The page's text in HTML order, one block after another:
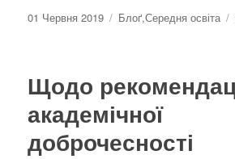
Оприлюднено
01 Червня 2019 Категорії
Блоґ,Середня освіта
Щодо
академічної
доброчесності